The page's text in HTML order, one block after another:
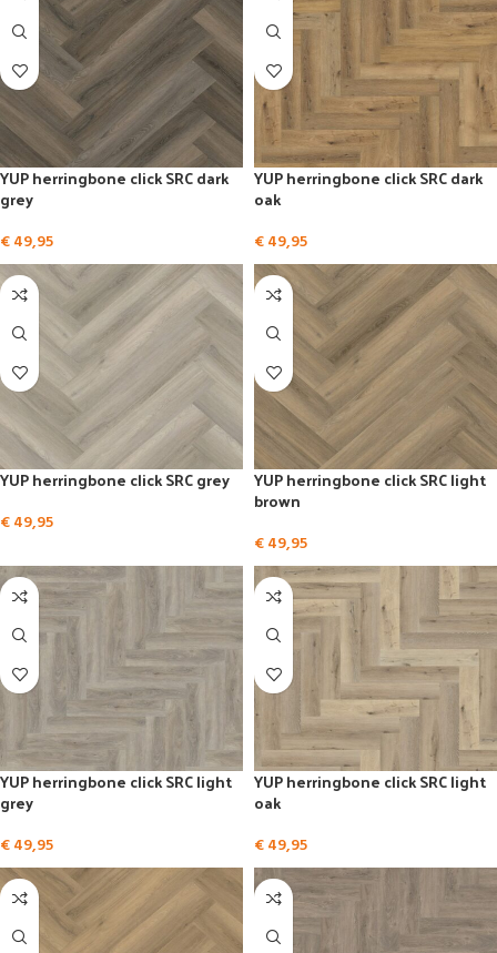
YUP herringbone click SRC dark
grey
€49,95
YUP herringbone click SRC dark
oak
€49,95
YUP herringbone click SRC grey
€49,95
YUP herringbone click SRC light
brown
€49,95
YUP herringbone click SRC light
grey
€49,95
YUP herringbone click SRC light
oak
€49,95